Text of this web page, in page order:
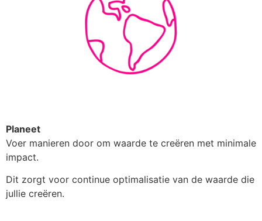
Planeet
Voer manieren door om waarde te creëren met minimale
impact.
Dit zorgt voor continue optimalisatie van de waarde die
jullie creëren.